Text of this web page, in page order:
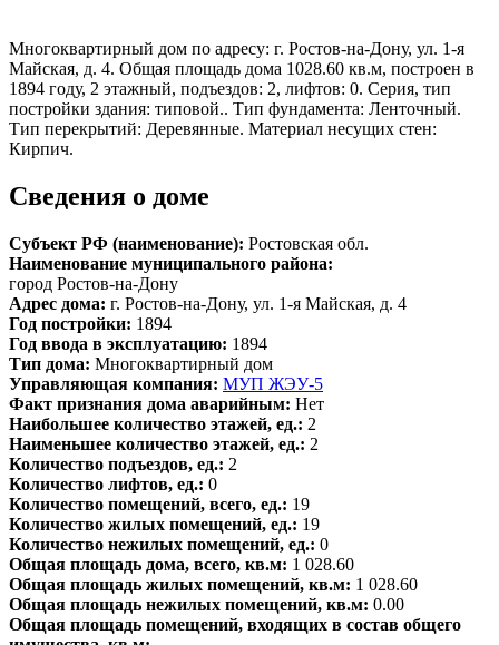
Многоквартирный дом по адресу: г. Ростов-на-Дону, ул. 1-я
Майская, д. 4. Общая площадь дома 1028.60 кв.м, построен в
1894 году, 2 этажный, подъездов: 2, лифтов: 0. Серия, тип
постройки здания: типовой.. Тип фундамента: Ленточный.
Тип перекрытий: Деревянные. Материал несущих стен:
Кирпич.
Сведения о доме
Субъект РФ (наименование): Ростовская обл.
Наименование муниципального района:
город Ростов-на-Дону
Адрес дома: г. Ростов-на-Дону, ул. 1-я Майская, д. 4
Год постройки: 1894
Год ввода в эксплуатацию: 1894
Тип дома: Многоквартирный дом
Управляющая компания: МУП ЖЭУ-5
Факт признания дома аварийным: Нет
Наибольшее количество этажей, ед.: 2
Наименьшее количество этажей, ед.: 2
Количество подъездов, ед.: 2
Количество лифтов, ед.: 0
Количество помещений, всего, ед.: 19
Количество жилых помещений, ед.: 19
Количество нежилых помещений, ед.: 0
Общая площадь дома, всего, кв.м: 1 028.60
Общая площадь жилых помещений, кв.м: 1 028.60
Общая площадь нежилых помещений, кв.м: 0.00
Общая площадь помещений, входящих в состав общего